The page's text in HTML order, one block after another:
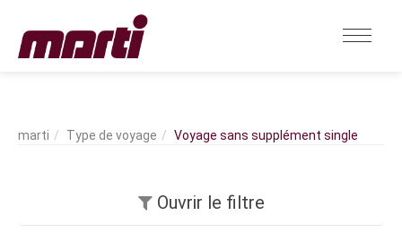
Type de voyage Voyage sans supplément single
Ouvrir le filtre